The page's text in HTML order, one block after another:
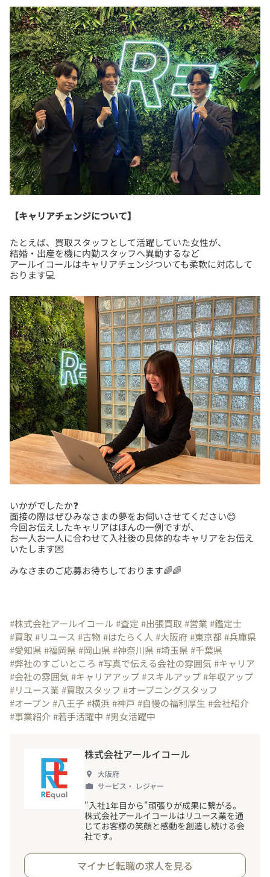
【キャリアチェンジについて】
たとえば、買取スタッフとして活躍していた女性が、
結婚・出産を機に内勤スタッフへ異動するなど
アールイコールはキャリアチェンジついても柔軟に対応して
いかがでしたか❓
面接の際はぜひみなさまの夢をお伺いさせてください😊
今回お伝えしたキャリアはほんの一例ですが、
お一人お一人に合わせて入社後の具体的なキャリアをお伝え
みなさまのご応募お待ちしております🌈🌈
#株式会社アールイコール #査定 #出張買取 #営業 #鑑定士
#買取 #リユース #古物#はたらく人 #大阪府#東京都#兵庫県
#愛知県#福岡県#岡山県#神奈川県#埼玉県#千葉県
#弊社のすごいところ #写真で伝える会社の雰囲気#キャリア
#会社の雰囲気#キャリアアップ#スキルアップ#年収アップ
#リユース業 #買取スタッフ #オープニングスタッフ
#オープン #八王子#横浜#神戸 #自慢の福利厚生 #会社紹介
#事業紹介#若手活躍中 #男女活躍中
株式会社アールイコール
大阪府
サービス・ レジャー
"入社1年目から"頑張りが成果に繋がる。
株式会社アールイコールはリユース業を通
じてお客様の笑顔と感動を創造し続ける会
社です。
マイナビ転職の求人を見る